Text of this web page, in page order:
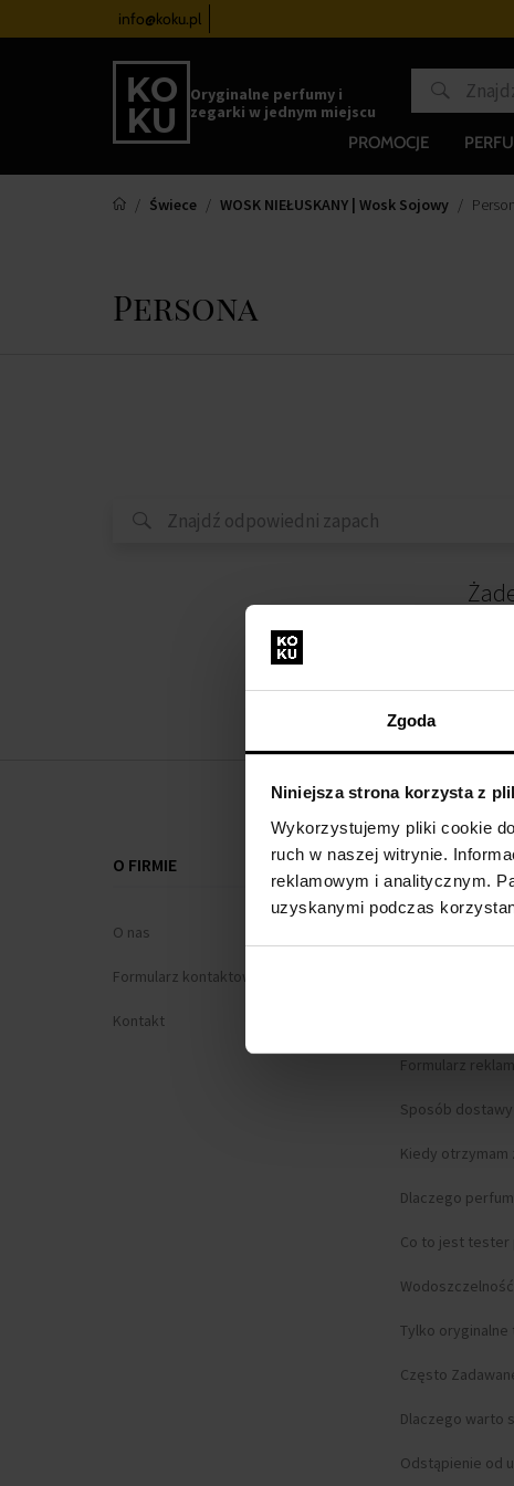
Zgoda
Niniejsza strona korzysta z
Wykorzystujemy pliki cookie
ruch w naszej witrynie.
reklamowym i analitycznym.
uzyskanymi podczas
info@koku.pl
od 340 zł
Oryginalne perfumy i
zegarki w jednym miejscu
PROMOCJE
Świece WOSK NIEŁUSKANY | Wosk Sojowy
Persona
O FIRMIE
O nas
Formularz kontaktowy
Kontakt
WSZYSTKO O
Formularz
Sposób dostawy
Kiedy otrzymam
Dlaczego
Co to jest tester
Tylko oryginalne
Często
Dlaczego warto
Odstąpienie od